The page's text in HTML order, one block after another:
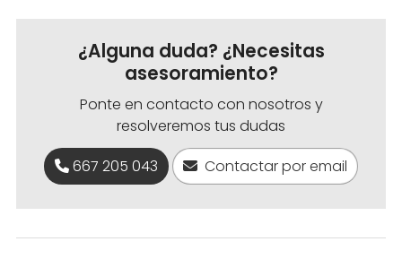
¿Alguna duda? ¿Necesitas
asesoramiento?
Ponte en contacto con nosotros y
resolveremos tus dudas
667 205 043
Contactar por email